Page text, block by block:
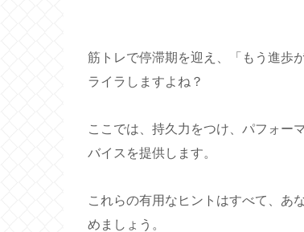
筋トレで停滞期を迎え、「もう進歩
ライラしますよね？
ここでは、持久力をつけ、パフォー
バイスを提供します。
これらの有用なヒントはすべて、あ
めましょう。